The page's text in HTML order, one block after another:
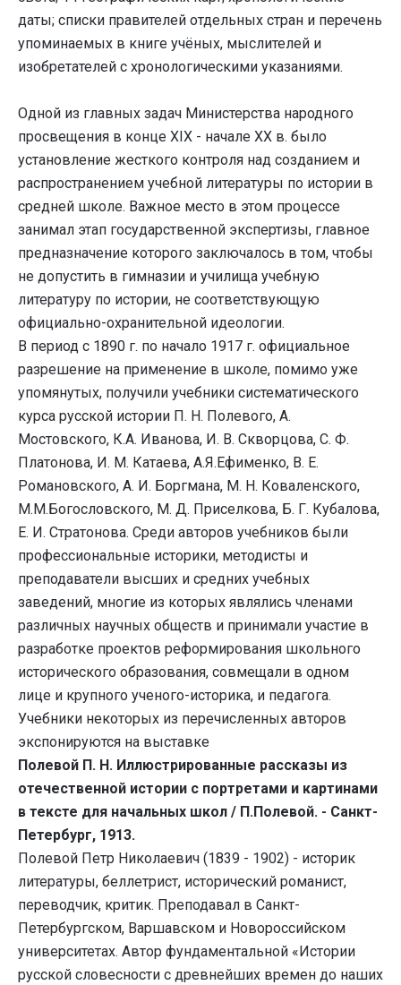
даты; списки правителей отдельных стран и перечень
упоминаемых в книге учёных, мыслителей и
изобретателей с хронологическими указаниями.
Одной из главных задач Министерства народного
просвещения в конце XIX - начале XX в. было
установление жесткого контроля над созданием и
распространением учебной литературы по истории в
средней школе. Важное место в этом процессе
занимал этап государственной экспертизы, главное
предназначение которого заключалось в том, чтобы
не допустить в гимназии и училища учебную
литературу по истории, не соответствующую
официально-охранительной идеологии.
В период с 1890 г. по начало 1917 г. официальное
разрешение на применение в школе, помимо уже
упомянутых, получили учебники систематического
курса русской истории П. Н. Полевого, А.
Мостовского, К.А. Иванова, И. В. Скворцова, С. Ф.
Платонова, И. М. Катаева, А.Я.Ефименко, В. Е.
Романовского, А. И. Боргмана, М. Н. Коваленского,
М.М.Богословского, М. Д. Приселкова, Б. Г. Кубалова,
Е. И. Стратонова. Среди авторов учебников были
профессиональные историки, методисты и
преподаватели высших и средних учебных
заведений, многие из которых являлись членами
различных научных обществ и принимали участие в
разработке проектов реформирования школьного
исторического образования, совмещали в одном
лице и крупного ученого-историка, и педагога.
Учебники некоторых из перечисленных авторов
экспонируются на выставке
Полевой П. Н. Иллюстрированные рассказы из
отечественной истории с портретами и картинами
в тексте для начальных школ / П.Полевой. - Санкт-
Петербург, 1913.
Полевой Петр Николаевич (1839 - 1902) - историк
литературы, беллетрист, исторический романист,
переводчик, критик. Преподавал в Санкт-
Петербургском, Варшавском и Новороссийском
университетах. Автор фундаментальной «Истории
русской словесности с древнейших времен до наших